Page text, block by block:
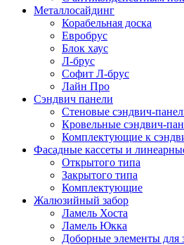
Металлосайдинг
Корабельная доска
Евробрус
Блок хаус
Л-брус
Софит Л-брус
Лайн Про
Сэндвич панели
Стеновые сэндвич-
Кровельные сэндвич-
Комплектующие к
Фасадные кассеты и
Открытого типа
Закрытого типа
Комплектующие
Жалюзийный забор
Ламель Хоста
Ламель Юкка
Доборные элементы для